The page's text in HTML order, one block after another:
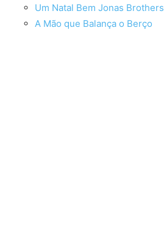
Um Natal Bem Jonas Brothers
A Mão que Balança o Berço